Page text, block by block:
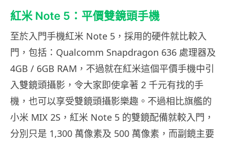
紅米 Note 5：平價雙鏡頭手機
至於入門手機紅米 Note 5，採用的硬件就比較入
門，包括：Qualcomm Snapdragon 636 處理器及
4GB / 6GB RAM，不過就在紅米這個平價手機中引
入雙鏡頭攝影，令大家即使拿著 2 千元有找的手
機，也可以享受雙鏡頭攝影樂趣。不過相比旗艦的
小米 MIX 2S，紅米 Note 5 的雙鏡配備就較入門，
分別只是 1,300 萬像素及 500 萬像素，而副鏡主要